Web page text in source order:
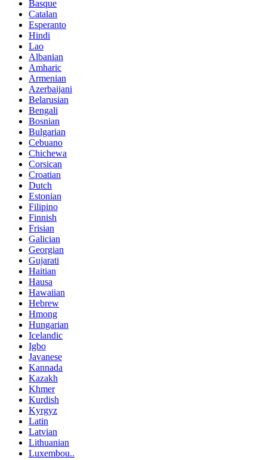
Basque
Catalan
Esperanto
Hindi
Lao
Albanian
Amharic
Armenian
Azerbaijani
Belarusian
Bengali
Bosnian
Bulgarian
Cebuano
Chichewa
Corsican
Croatian
Dutch
Estonian
Filipino
Finnish
Frisian
Galician
Georgian
Gujarati
Haitian
Hausa
Hawaiian
Hebrew
Hmong
Hungarian
Icelandic
Igbo
Javanese
Kannada
Kazakh
Khmer
Kurdish
Kyrgyz
Latin
Latvian
Lithuanian
Luxembou..